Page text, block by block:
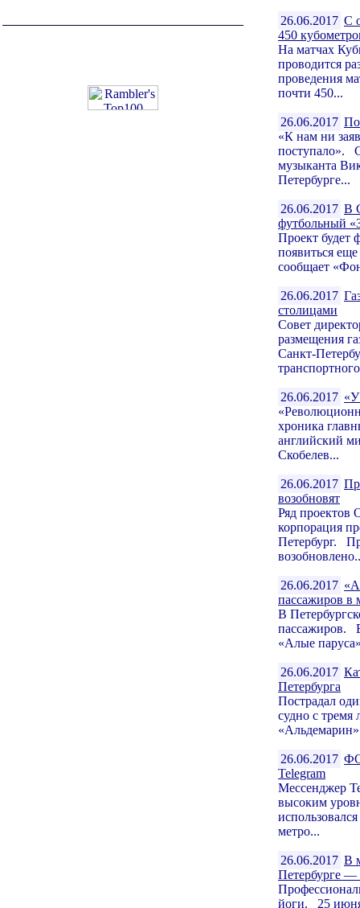
26.06.2017 С
450
На матчах
проводится
проведения
почти 450...
26.06.2017
«К нам ни
поступало».
музыканта
Петербурге...
26.06.2017 В
футбольный
Проект будет
появиться
сообщает
26.06.2017
столицами
Совет
размещения
Санкт-
26.06.2017 «У
хроника
английский
Скобелев...
26.06.2017
возобновят
Ряд проектов
корпорация
Петербург.
26.06.2017
пассажиров в
В
пассажиров.
«Алые
26.06.2017
Петербурга
Пострадал
судно с тремя
26.06.2017
Telegram
Мессенджер
высоким
метро...
26.06.2017 В
Петербурге —
йоги. 25 июня